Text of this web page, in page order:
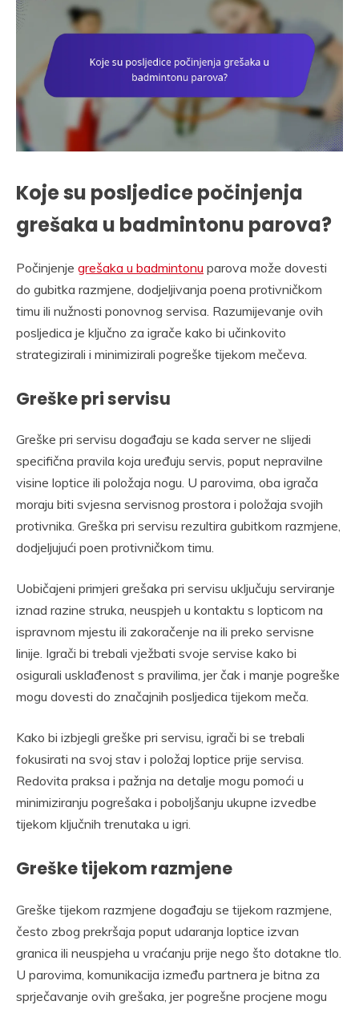
Koje su posljedice počinjenja
grešaka u badmintonu parova?
Počinjenje grešaka u badmintonu parova može dovesti
do gubitka razmjene, dodjeljivanja poena protivničkom
timu ili nužnosti ponovnog servisa. Razumijevanje ovih
posljedica je ključno za igrače kako bi učinkovito
strategizirali i minimizirali pogreške tijekom mečeva.
Greške pri servisu
Greške pri servisu događaju se kada server ne slijedi
specifična pravila koja uređuju servis, poput nepravilne
visine loptice ili položaja nogu. U parovima, oba igrača
moraju biti svjesna servisnog prostora i položaja svojih
protivnika. Greška pri servisu rezultira gubitkom razmjene,
dodjeljujući poen protivničkom timu.
Uobičajeni primjeri grešaka pri servisu uključuju serviranje
iznad razine struka, neuspjeh u kontaktu s lopticom na
ispravnom mjestu ili zakoračenje na ili preko servisne
linije. Igrači bi trebali vježbati svoje servise kako bi
osigurali usklađenost s pravilima, jer čak i manje pogreške
mogu dovesti do značajnih posljedica tijekom meča.
Kako bi izbjegli greške pri servisu, igrači bi se trebali
fokusirati na svoj stav i položaj loptice prije servisa.
Redovita praksa i pažnja na detalje mogu pomoći u
minimiziranju pogrešaka i poboljšanju ukupne izvedbe
tijekom ključnih trenutaka u igri.
Greške tijekom razmjene
Greške tijekom razmjene događaju se tijekom razmjene,
često zbog prekršaja poput udaranja loptice izvan
granica ili neuspjeha u vraćanju prije nego što dotakne tlo.
U parovima, komunikacija između partnera je bitna za
sprječavanje ovih grešaka, jer pogrešne procjene mogu